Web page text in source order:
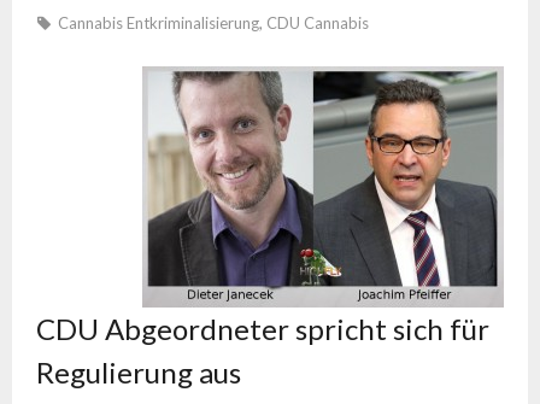
Cannabis Entkriminalisierung, CDU Cannabis
CDU Abgeordneter spricht sich für
Regulierung aus